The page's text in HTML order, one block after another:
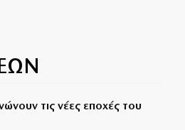
τις νέες εποχές του